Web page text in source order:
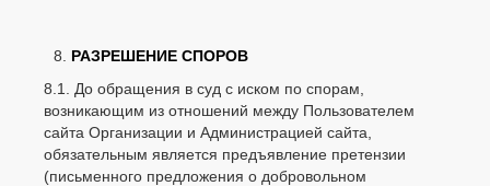
РАЗРЕШЕНИЕ СПОРОВ
8.1. До обращения в суд с иском по спорам,
возникающим из отношений между Пользователем
сайта Организации и Администрацией сайта,
обязательным является предъявление претензии
(письменного предложения о добровольном